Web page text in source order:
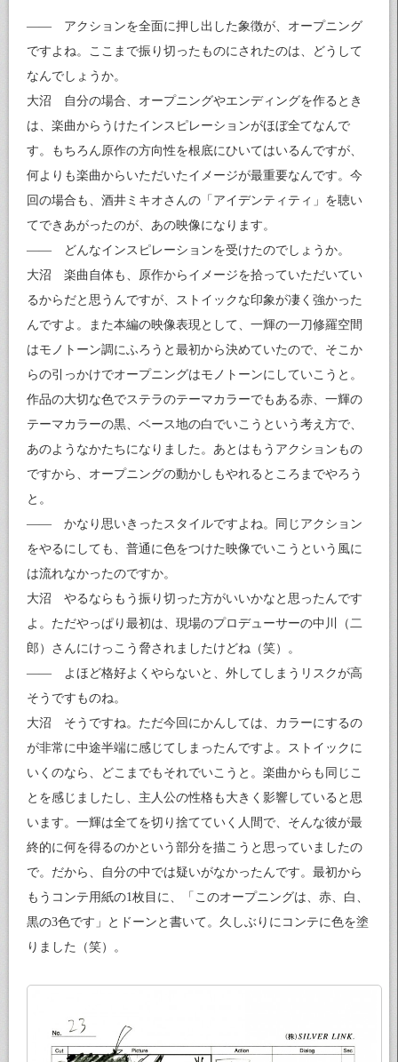
—— アクションを全面に押し出した象徴が、オープニング
ですよね。ここまで振り切ったものにされたのは、どうして
なんでしょうか。
大沼 自分の場合、オープニングやエンディングを作るとき
は、楽曲からうけたインスピレーションがほぼ全てなんで
す。もちろん原作の方向性を根底にひいてはいるんですが、
何よりも楽曲からいただいたイメージが最重要なんです。今
回の場合も、酒井ミキオさんの「アイデンティティ」を聴い
てできあがったのが、あの映像になります。
—— どんなインスピレーションを受けたのでしょうか。
大沼 楽曲自体も、原作からイメージを拾っていただいてい
るからだと思うんですが、ストイックな印象が凄く強かった
んですよ。また本編の映像表現として、一輝の一刀修羅空間
はモノトーン調にふろうと最初から決めていたので、そこか
らの引っかけでオープニングはモノトーンにしていこうと。
作品の大切な色でステラのテーマカラーでもある赤、一輝の
テーマカラーの黒、ベース地の白でいこうという考え方で、
あのようなかたちになりました。あとはもうアクションもの
ですから、オープニングの動かしもやれるところまでやろう
と。
—— かなり思いきったスタイルですよね。同じアクション
をやるにしても、普通に色をつけた映像でいこうという風に
は流れなかったのですか。
大沼 やるならもう振り切った方がいいかなと思ったんです
よ。ただやっぱり最初は、現場のプロデューサーの中川（二
郎）さんにけっこう脅されましたけどね（笑）。
—— よほど格好よくやらないと、外してしまうリスクが高
そうですものね。
大沼 そうですね。ただ今回にかんしては、カラーにするの
が非常に中途半端に感じてしまったんですよ。ストイックに
いくのなら、どこまでもそれでいこうと。楽曲からも同じこ
とを感じましたし、主人公の性格も大きく影響していると思
います。一輝は全てを切り捨てていく人間で、そんな彼が最
終的に何を得るのかという部分を描こうと思っていましたの
で。だから、自分の中では疑いがなかったんです。最初から
もうコンテ用紙の1枚目に、「このオープニングは、赤、白、
黒の3色です」とドーンと書いて。久しぶりにコンテに色を塗
りました（笑）。